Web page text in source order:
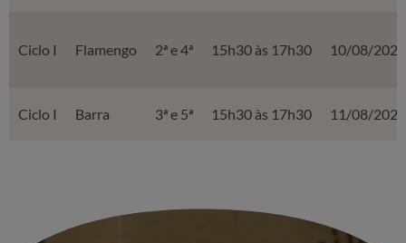
Ciclo I Flamengo 2ª e 4ª 15h30 às 17h30 10/08/2026
Ciclo I Barra 3ª e 5ª 15h30 às 17h30 11/08/2026